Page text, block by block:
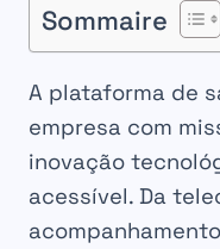
Sommaire
A plataforma de
empresa com
inovação
acessível. Da